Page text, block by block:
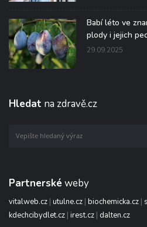
Babí léto ve
plody i jejich
29.09.2025
Hledat na zdravě.cz
Partnerské weby
vitalweb.cz | utulne.cz | biochemicka.cz |
kdechcibydlet.cz | irest.cz | dalten.cz